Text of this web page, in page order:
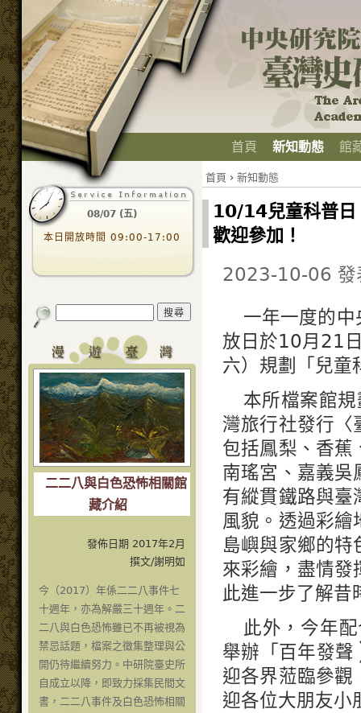
首頁 新知動態 館
08/07 (五)
本日開放時間 09:00-17:00
二二八與白色恐怖相關館
藏介紹
發佈日期 2017年2月
撰文/謝明如
今（2017）年係二二八事件七
十週年，亦為解嚴三十週年。二
二八與白色恐怖雖已不再被視為
禁忌話題，檔案之徵集整理與公
開仍待繼續努力。中研院臺史所
自成立以降，即致力採集民間文
書，二二八事件及白色恐怖相關
首頁 › 新知動態
10/14兒童科普日
歡迎參加！
2023-10-06 發
一年一度的
放日於10月21
六）規劃「兒童
本所檔案館
灣旅行社發行〈
包括鳳梨、香蕉
南瑤宮、嘉義吳
有縱貫鐵路與臺
風貌。透過彩
島嶼與家鄉的
來彩繪，盡情發
此進一步了解昔
此外，今年
舉辦「百年發
迎各界蒞臨參觀
迎各位大朋友小